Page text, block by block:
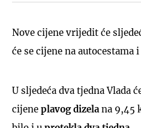
Nove cijene vrijedit će
će se cijene na autocestama
U sljedeća dva tjedna Vlada
cijene plavog dizela na 9,45